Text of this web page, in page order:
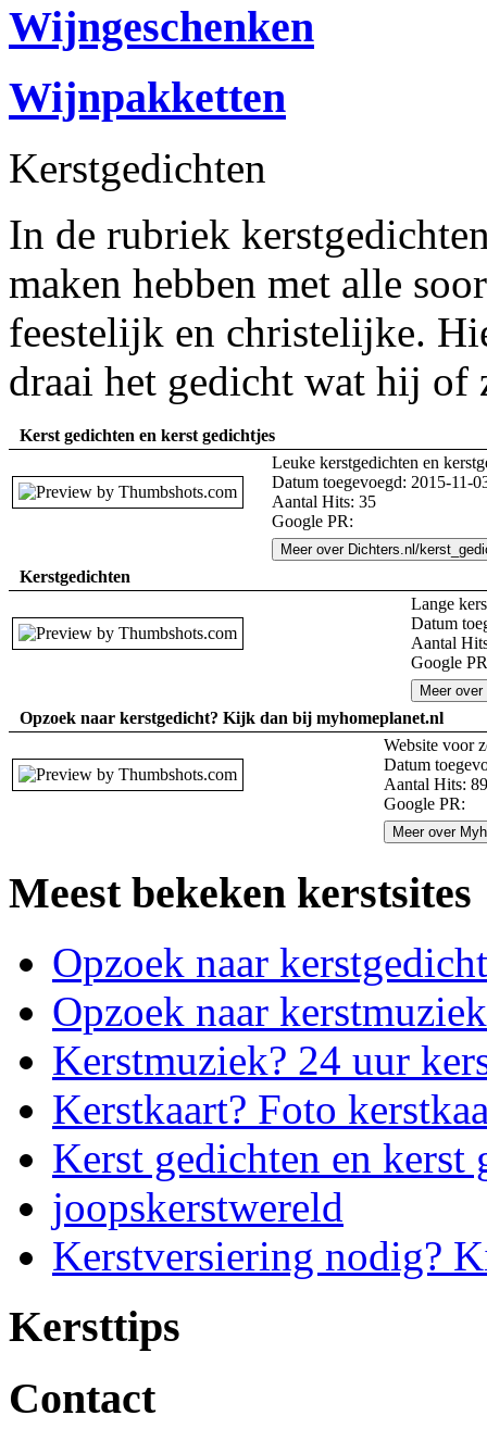
Wijngeschenken
Wijnpakketten
Kerstgedichten
In de rubriek
maken hebben met alle
feestelijk en christelijke.
draai het gedicht wat hij
Kerst gedichten en kerst gedichtjes
Leuke kerstgedichten en
Datum toegevoegd: 2015-11-
Aantal Hits: 35
Google PR:
Meer over Dichters.nl/
Kerstgedichten
Lange
Datum
Aantal
Google
Meer
Opzoek naar kerstgedicht? Kijk dan bij myhomeplanet.nl
Website voor
Datum
Aantal Hits: 89
Google PR:
Meer over
Meest bekeken kerstsites
Opzoek naar
Opzoek naar
Kerstmuziek? 24 uur
Kerstkaart? Foto
Kerst gedichten en kerst
joopskerstwereld
Kerstversiering nodig?
Kersttips
Contact